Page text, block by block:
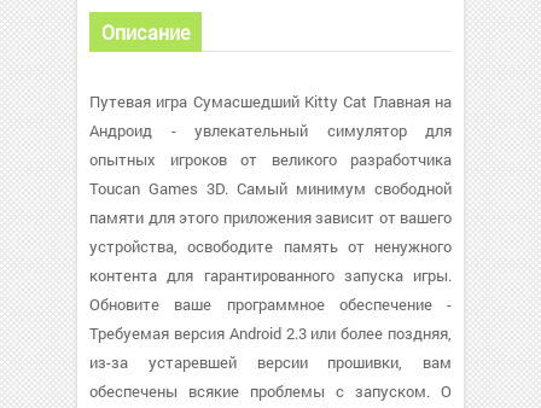
Описание
Путевая игра Сумасшедший Kitty Cat Главная на
Андроид - увлекательный симулятор для
опытных игроков от великого разработчика
Toucan Games 3D. Самый минимум свободной
памяти для этого приложения зависит от вашего
устройства, освободите память от ненужного
контента для гарантированного запуска игры.
Обновите ваше программное обеспечение -
Требуемая версия Android 2.3 или более поздняя,
из-за устаревшей версии прошивки, вам
обеспечены всякие проблемы с запуском. О